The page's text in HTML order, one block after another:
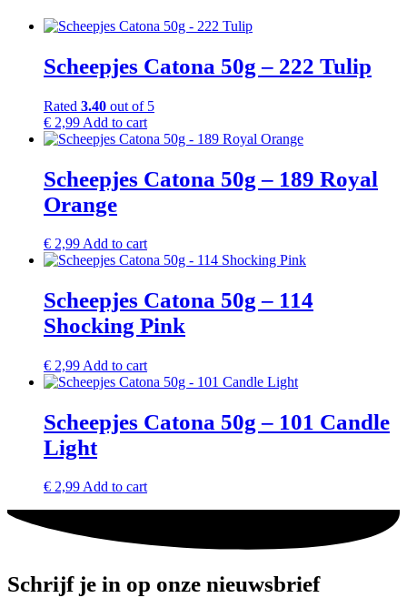
Scheepjes Catona 50g – 222 Tulip
Rated 3.40 out of 5
€ 2,99 Add to cart
Scheepjes Catona 50g – 189 Royal
Orange
€ 2,99 Add to cart
Scheepjes Catona 50g – 114
Shocking Pink
€ 2,99 Add to cart
Scheepjes Catona 50g – 101 Candle
Light
€ 2,99 Add to cart
Schrijf je in op onze nieuwsbrief